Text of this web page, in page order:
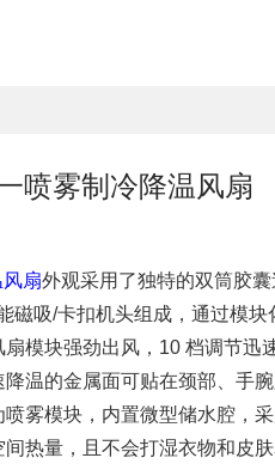
喷雾制冷降温风扇
扇外观采用了独特的双筒胶
磁吸/卡扣机头组成，通过模
模块强劲出风，10 档调节迅
温的金属面可贴在颈部、手
雾模块，内置微型储水腔，
热量，且不会打湿衣物和皮肤